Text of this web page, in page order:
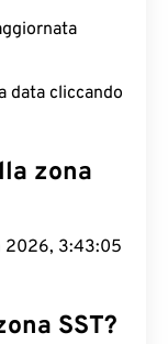
data cliccando
zona
2026, 3:43:06
SST?